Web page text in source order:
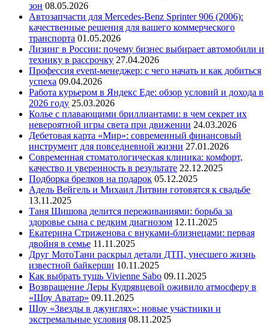
зон 08.05.2026
Автозапчасти для Mercedes-Benz Sprinter 906 (2006):
качественные решения для вашего коммерческого
транспорта 01.05.2026
Лизинг в России: почему бизнес выбирает автомобили и
технику в рассрочку 27.04.2026
Профессия event-менеджер: с чего начать и как добиться
успеха 09.04.2026
Работа курьером в Яндекс Еде: обзор условий и дохода в
2026 году 25.03.2026
Колье с плавающими бриллиантами: в чем секрет их
невероятной игры света при движении 24.03.2026
Дебетовая карта «Мир»: современный финансовый
инструмент для повседневной жизни 27.01.2026
Современная стоматологическая клиника: комфорт,
качество и уверенность в результате 22.12.2025
Подборка брелков на подарок 05.12.2025
Адель Вейгель и Михаил Литвин готовятся к свадьбе
13.11.2025
Таня Шишова делится переживаниями: борьба за
здоровье сына с редким диагнозом 12.11.2025
Екатерина Стриженова с внуками-близнецами: первая
двойня в семье 11.11.2025
Друг МотоТани раскрыл детали ДТП, унесшего жизнь
известной байкерши 10.11.2025
Как выбрать тушь Vivienne Sabo 09.11.2025
Возвращение Леры Кудрявцевой оживило атмосферу в
«Шоу Аватар» 09.11.2025
Шоу «Звезды в джунглях»: новые участники и
экстремальные условия 08.11.2025